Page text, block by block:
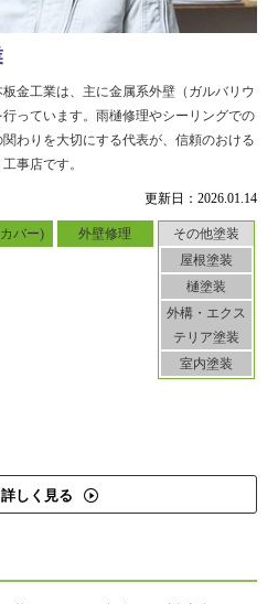
更新日：2026.01.14
バー) 外壁修理
その他塗装
屋根塗装
樋塗装
外構・エクス
テリア塗装
室内塗装
しく見る
金工業は、主に金属系外壁（ガルバリウ
っています。雨樋修理やシーリングでの
わりを大切にする代表が、信頼のおける
事店です。